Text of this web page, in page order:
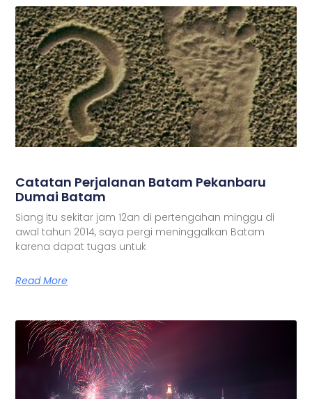
Catatan Perjalanan Batam Pekanbaru
Dumai Batam
Siang itu sekitar jam 12an di pertengahan minggu di
awal tahun 2014, saya pergi meninggalkan Batam
karena dapat tugas untuk
Read More